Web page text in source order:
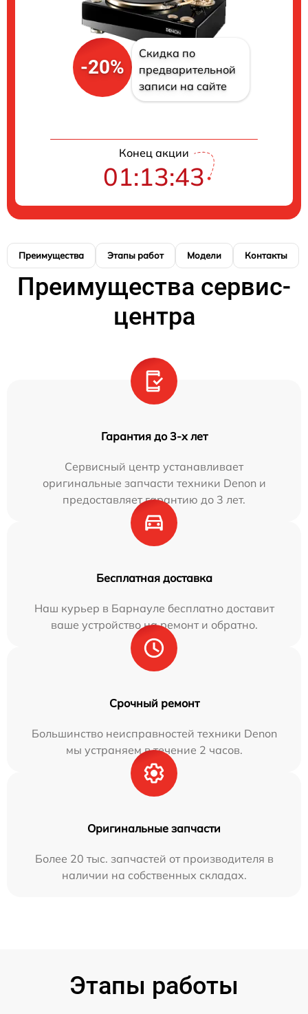
-20%
Скидка по
предварительной
записи на сайте
Конец акции
01:13:42
Преимущества Этапы работ Модели Контакты
Преимущества сервис-
центра
Гарантия до 3-х лет
Сервисный центр устанавливает
оригинальные запчасти техники Denon и
предоставляет гарантию до 3 лет.
Бесплатная доставка
Наш курьер в Барнауле бесплатно доставит
ваше устройство на ремонт и обратно.
Срочный ремонт
Большинство неисправностей техники Denon
мы устраняем в течение 2 часов.
Оригинальные запчасти
Более 20 тыс. запчастей от производителя в
наличии на собственных складах.
Этапы работы